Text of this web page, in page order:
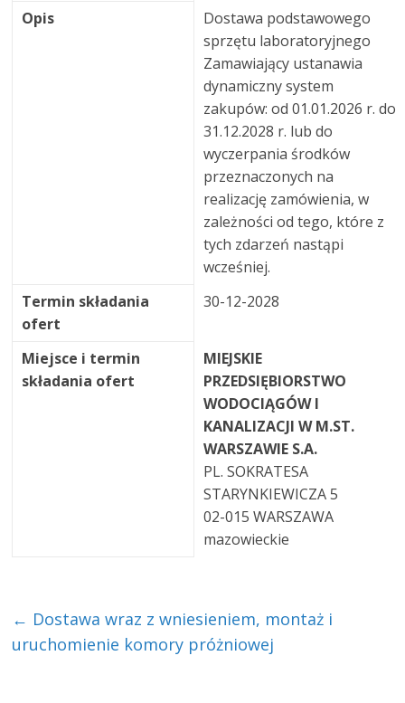
Opis
Dostawa podstawowego
sprzętu laboratoryjnego
Zamawiający ustanawia
dynamiczny system
zakupów: od 01.01.2026 r. do
31.12.2028 r. lub do
wyczerpania środków
przeznaczonych na
realizację zamówienia, w
zależności od tego, które z
tych zdarzeń nastąpi
wcześniej.
Termin składania
ofert
30-12-2028
Miejsce i termin
składania ofert
MIEJSKIE
PRZEDSIĘBIORSTWO
WODOCIĄGÓW I
KANALIZACJI W M.ST.
WARSZAWIE S.A.
PL. SOKRATESA
STARYNKIEWICZA 5
02-015 WARSZAWA
mazowieckie
← Dostawa wraz z wniesieniem, montaż i
uruchomienie komory próżniowej